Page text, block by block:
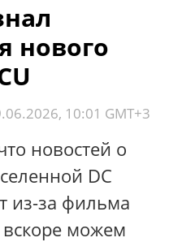
нового
10:01 GMT+3
новостей о
DC
из-за фильма
можем